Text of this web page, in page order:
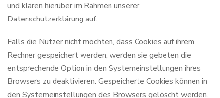
und klären hierüber im Rahmen unserer
Datenschutzerklärung auf.
Falls die Nutzer nicht möchten, dass Cookies auf ihrem
Rechner gespeichert werden, werden sie gebeten die
entsprechende Option in den Systemeinstellungen ihres
Browsers zu deaktivieren. Gespeicherte Cookies können in
den Systemeinstellungen des Browsers gelöscht werden.